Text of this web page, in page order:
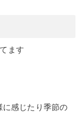
ます
に感じたり季節の